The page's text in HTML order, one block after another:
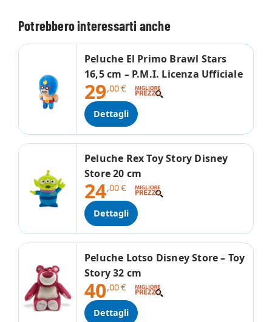
Potrebbero interessarti anche
Peluche El Primo Brawl Stars
16,5 cm – P.M.I. Licenza Ufficiale
29,00€
Dettagli
Peluche Rex Toy Story Disney
Store 20 cm
24,00€
Dettagli
Peluche Lotso Disney Store – Toy
Story 32 cm
40,00€
Dettagli